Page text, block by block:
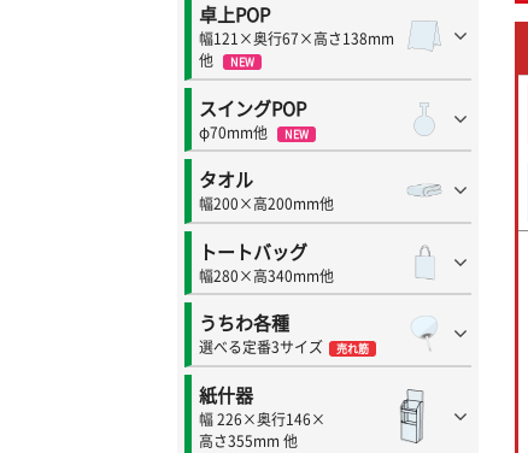
卓上POP
幅121×奥行67×高さ138mm
他
NEW
スイングPOP
φ70mm他 NEW
タオル
幅200×高200mm他
トートバッグ
幅280×高340mm他
うちわ各種
選べる定番3サイズ 売れ筋
紙什器
幅 226×奥行146×
高さ355mm 他